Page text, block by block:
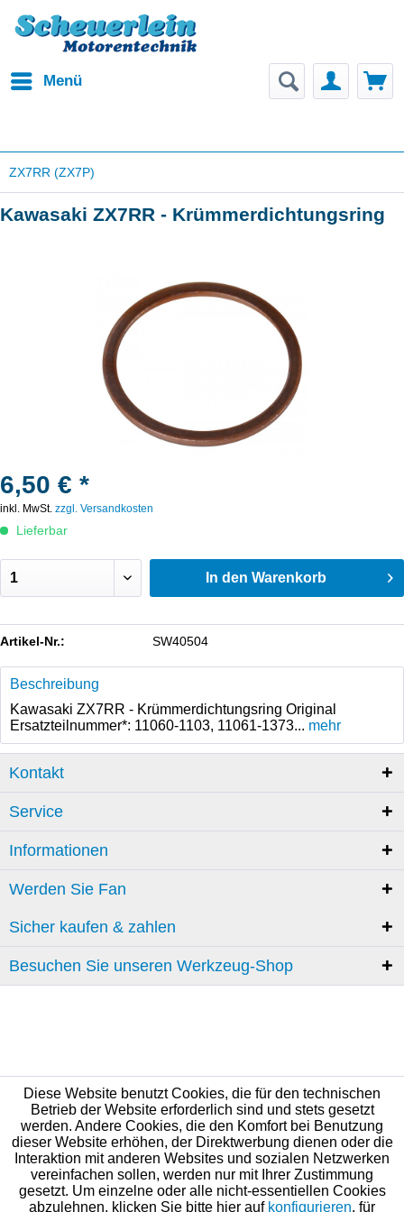
Menü
ZX7RR (ZX7P)
Kawasaki ZX7RR - Krümmerdichtungsring
6,50 € *
inkl. MwSt. zzgl. Versandkosten
Lieferbar
In den Warenkorb
Artikel-Nr.: SW40504
Beschreibung
Kawasaki ZX7RR - Krümmerdichtungsring Original
Ersatzteilnummer*: 11060-1103, 11061-1373... mehr
Kontakt
Service
Informationen
Werden Sie Fan
Sicher kaufen & zahlen
Besuchen Sie unseren Werkzeug-Shop
Diese Website benutzt Cookies, die für den technischen
Betrieb der Website erforderlich sind und stets gesetzt
werden. Andere Cookies, die den Komfort bei Benutzung
dieser Website erhöhen, der Direktwerbung dienen oder die
Interaktion mit anderen Websites und sozialen Netzwerken
vereinfachen sollen, werden nur mit Ihrer Zustimmung
gesetzt. Um einzelne oder alle nicht-essentiellen Cookies
abzulehnen, klicken Sie bitte hier auf konfigurieren, für